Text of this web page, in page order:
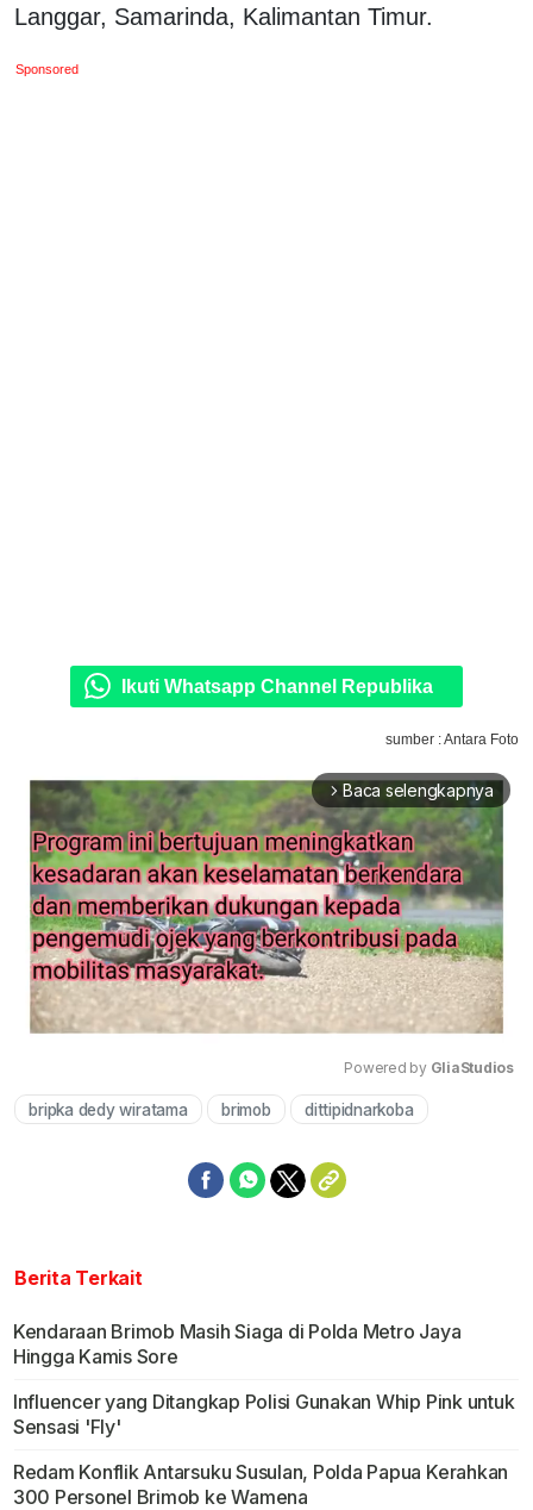
Langgar, Samarinda, Kalimantan Timur.
Sponsored
Ikuti Whatsapp Channel Republika
sumber : Antara Foto
arrow_forward_ios Baca selengkapnya
Powered by GliaStudios
bripka dedy wiratama brimob dittipidnarkoba
Berita Terkait
Kendaraan Brimob Masih Siaga di Polda Metro Jaya
Hingga Kamis Sore
Influencer yang Ditangkap Polisi Gunakan Whip Pink untuk
Sensasi 'Fly'
Redam Konflik Antarsuku Susulan, Polda Papua Kerahkan
300 Personel Brimob ke Wamena